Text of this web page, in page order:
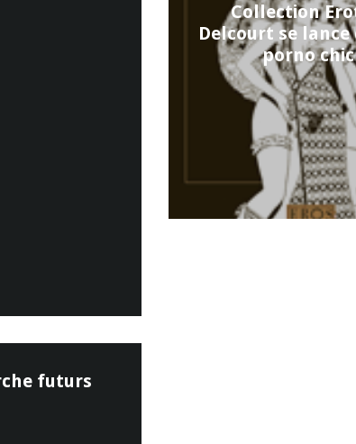
Collection
Delcourt se lance
porno chic
futurs